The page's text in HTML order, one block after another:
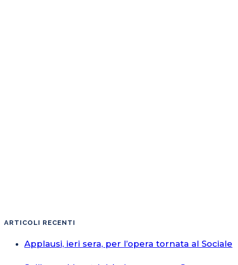
ARTICOLI RECENTI
Applausi, ieri sera, per l’opera tornata al Sociale